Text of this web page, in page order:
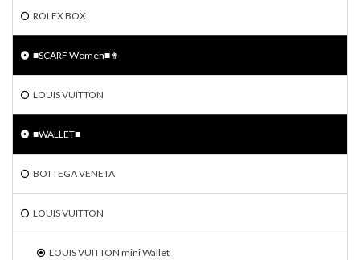
ROLEX BOX
■SCARF Women■👩
LOUIS VUITTON
■WALLET■
BOTTEGA VENETA
LOUIS VUITTON
LOUIS VUITTON mini Wallet